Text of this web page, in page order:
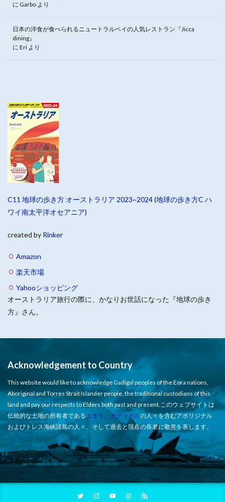
に Garbo より
日本の洋食が食べられるニュートラルベイの人気レストラン『Jicca
dining』
に Eri より
C11 地球の歩き方 オーストラリア 2023~2024 (地球の歩き方C ハ
ワイ南太平洋オセアニア)
created by Rinker
Amazon
楽天市場
Yahooショッピング
オーストラリア旅行の際に、かなりお世話になった『地球の歩き
方』さん。
Acknowledgement to Country
This website would like to acknowledge Gadigal peoples of the Eora nations,
Aboriginal and Torres Strait Islander people, the traditional custodians of this
land and pay our respects to Elders both past and present.このウェブサイトは
伝統的な土地の所有者である エオラ、ガディガルの人々を含むアボリジナル
およびトレス海峡諸島の人々、そして過去と現在の長老に敬意を表します。